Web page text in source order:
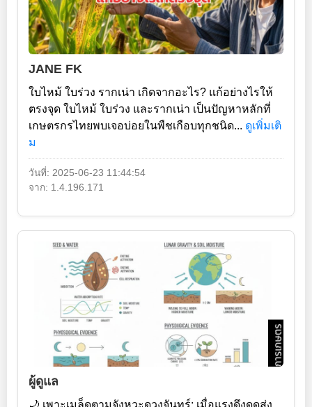
JANE FK
ใบไหม้ ใบร่วง รากเน่า เกิดจากอะไร? แก้อย่างไรให้
ตรงจุด ใบไหม้ ใบร่วง และรากเน่า เป็นปัญหาหลักที่
เกษตรกรไทยพบเจอบ่อยในพืชเกือบทุกชนิด... ดูเพิ่มเติ
ม
วันที่: 2025-06-23 11:44:54
จาก: 1.4.196.171
ผู้ดูแล
🌙 เพาะเมล็ดตามจังหวะดวงจันทร์: เมื่อแรงดึงดูดส่ง